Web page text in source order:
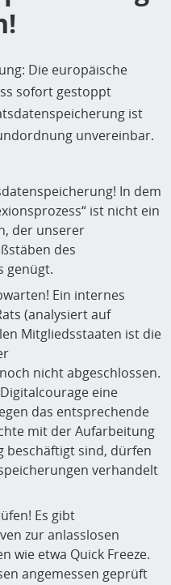
Die europäische
sofort gestoppt
ist
unvereinbar.
In dem
ist nicht ein
der unserer
des
genügt.
Ein internes
(analysiert auf
Mitgliedsstaaten ist die
nicht abgeschlossen.
eine
das entsprechende
mit der Aufarbeitung
beschäftigt sind, dürfen
verhandelt
Es gibt
zur anlasslosen
wie etwa Quick Freeze.
angemessen geprüft